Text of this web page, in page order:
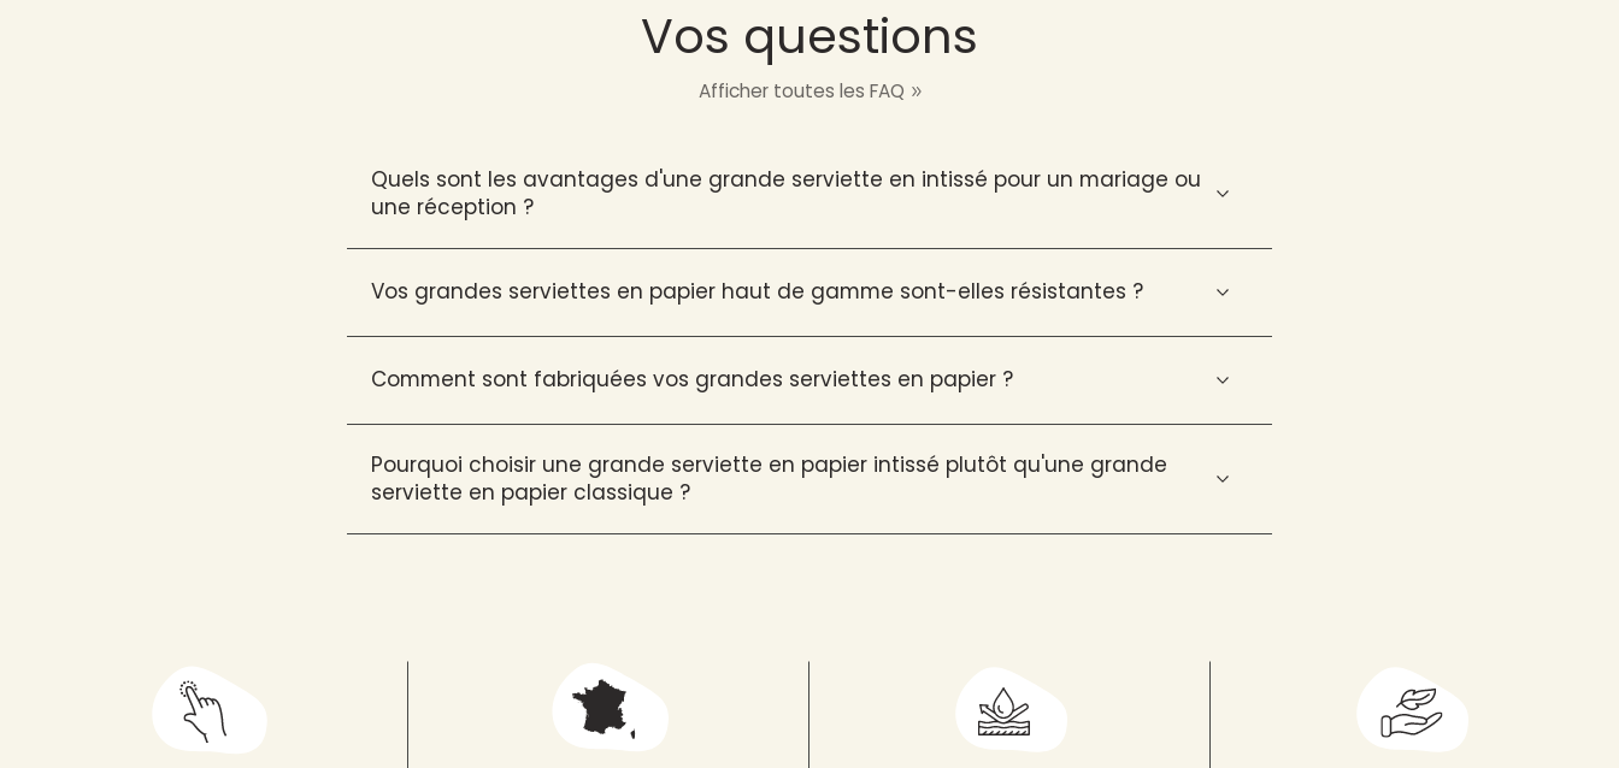
Vos questions
Afficher toutes les FAQ
Quels sont les avantages d'une grande serviette en intissé pour un mariage ou
une réception ?
Vos grandes serviettes en papier haut de gamme sont-elles résistantes ?
Comment sont fabriquées vos grandes serviettes en papier ?
Pourquoi choisir une grande serviette en papier intissé plutôt qu'une grande
serviette en papier classique ?